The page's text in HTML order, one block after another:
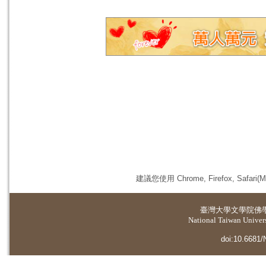
建議您使用 Chrome, Firefox,
臺灣大學文學院佛
National Taiwan
doi:10.6681/